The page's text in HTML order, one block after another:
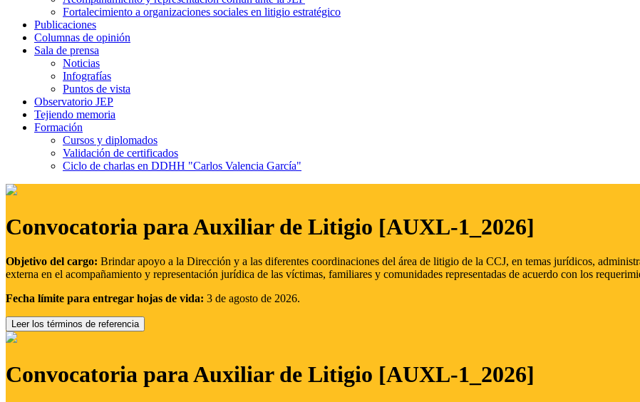
Fortalecimiento a organizaciones sociales en litigio estratégico
Publicaciones
Columnas de opinión
Sala de prensa
Noticias
Infografías
Puntos de vista
Observatorio JEP
Tejiendo memoria
Formación
Cursos y diplomados
Validación de certificados
Ciclo de charlas en DDHH "Carlos Valencia García"
Convocatoria para Auxiliar de Litigio [AUXL-1_2026]
Objetivo del cargo: Brindar apoyo a la Dirección y a las diferentes coordinaciones del área de litigio de la CCJ, en temas jurídicos,
externa en el acompañamiento y representación jurídica de las víctimas, familiares y comunidades representadas de acuerdo con los
Fecha límite para entregar hojas de vida: 3 de agosto de 2026.
Leer los términos de referencia
Convocatoria para Auxiliar de Litigio [AUXL-1_2026]